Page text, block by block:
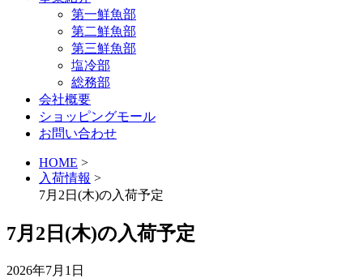
第一鮮魚部
第二鮮魚部
第三鮮魚部
塩冷部
総務部
会社概要
ショッピングモール
お問い合わせ
HOME >
入荷情報 >
7月2日(木)の入荷予定
7月2日(木)の入荷予定
2026年7月1日